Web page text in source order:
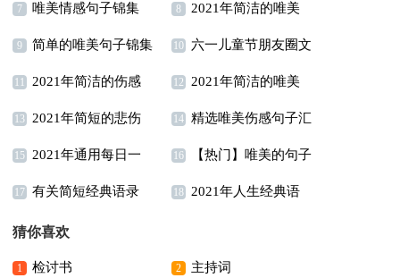
46句
情唯美句子46句 心语朋友圈摘录74句
7 唯美情感句子锦集
30条
8 2021年简洁的唯美
简短句子摘录30句
9 简单的唯美句子锦集
60句
10 六一儿童节朋友圈文
案
11 2021年简洁的伤感
唯美句子集锦84条
12 2021年简洁的唯美
伤感句子锦集95句
13 2021年简短的悲伤
唯美句子合集66条
14 精选唯美伤感句子汇
总59条
15 2021年通用每日一
句早安朋友圈问候语汇
编41条
16 【热门】唯美的句子
集锦59句
17 有关简短经典语录
45句
18 2021年人生经典语
猜你喜欢
1 检讨书 2 主持词